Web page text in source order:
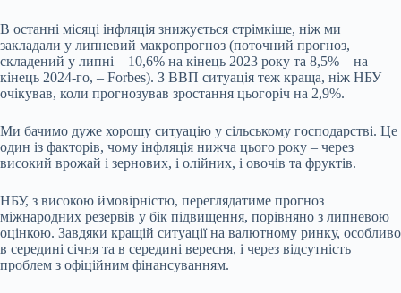
В останні місяці інфляція знижується стрімкіше, ніж ми
закладали у липневий макропрогноз (поточний прогноз,
складений у липні – 10,6% на кінець 2023 року та 8,5% – на
кінець 2024-го, – Forbes). З ВВП ситуація теж краща, ніж НБУ
очікував, коли прогнозував зростання цьогоріч на 2,9%.
Ми бачимо дуже хорошу ситуацію у сільському господарстві. Це
один із факторів, чому інфляція нижча цього року – через
високий врожай і зернових, і олійних, і овочів та фруктів.
НБУ, з високою ймовірністю, переглядатиме прогноз
міжнародних резервів у бік підвищення, порівняно з липневою
оцінкою. Завдяки кращій ситуації на валютному ринку, особливо
в середині січня та в середині вересня, і через відсутність
проблем з офіційним фінансуванням.